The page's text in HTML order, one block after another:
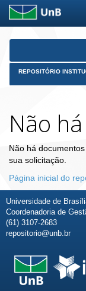
Skip
REPOSITÓRIO
Não
Não há
sua solicitação.
Página inicial do
Universidade de
Coordenadoria de
(61) 3107-2683
repositorio@unb.br